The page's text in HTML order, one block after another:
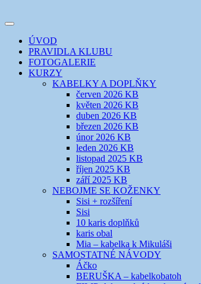
k
webuEVIKLUB
šicí klub
Toggle
navigation
ÚVOD
PRAVIDLA KLUBU
FOTOGALERIE
KURZY
KABELKY A DOPLŇKY
červen 2026 KB
květen 2026 KB
duben 2026 KB
březen 2026 KB
únor 2026 KB
leden 2026 KB
listopad 2025 KB
říjen 2025 KB
září 2025 KB
NEBOJME SE KOŽENKY
Sisi + rozšíření
Sisi
10 karis doplňků
karis obal
Mia – kabelka k Mikuláši
SAMOSTATNÉ NÁVODY
Áčko
BERUŠKA – kabelkobatoh